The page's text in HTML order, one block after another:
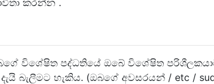
විශේෂිත පද්ධතියේ ඔබේ විශේෂිත
බැලීමට හැකිය. (ඔබගේ අවසරයන් / etc /